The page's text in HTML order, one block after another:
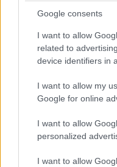
Google consents
I want to allow
related to
device identifiers in
I want to allow my
Google for online
I want to allow
personalized
I want to allow
απόσταση 8
κτισμένη ανάμεσα
190 μέτρων. Κύριο
περισσότερων
καμίνια της Αθήνας,